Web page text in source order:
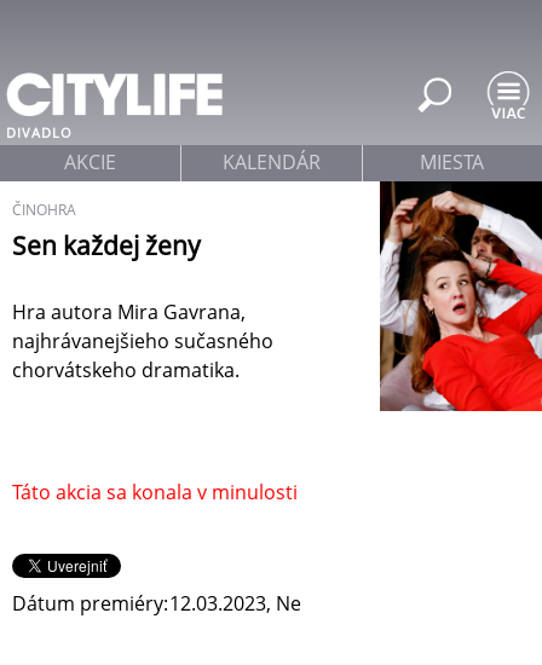
DIVADLO
ČINOHRA
Sen každej ženy
Hra autora Mira Gavrana,
najhrávanejšieho sučasného
chorvátskeho dramatika.
Táto akcia sa konala v minulosti
Dátum premiéry:12.03.2023, Ne
AKCIE KALENDÁR MIESTA